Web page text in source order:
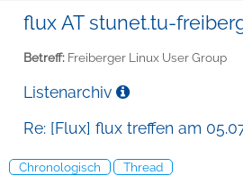
flux AT stunet.tu-
Betreff: Freiberger Linux User Group
Listenarchiv
Re: [Flux] flux treffen am
Chronologisch Thread